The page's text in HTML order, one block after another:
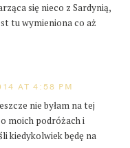
się nieco z Sardynią,
tu wymieniona co aż
AT 4:58 PM
nie byłam na tej
moich podróżach i
kiedykolwiek będę na